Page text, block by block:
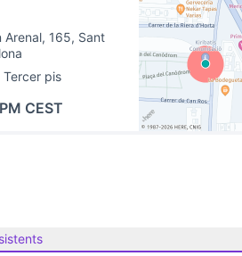
Arenal, 165, Sant
Tercer pis
CEST